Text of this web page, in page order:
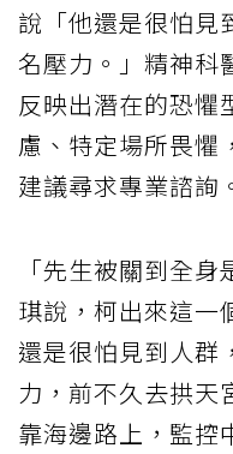
說「他還是很怕見
名壓力。」精神科
反映出潛在的恐懼
慮、特定場所畏懼
建議尋求專業諮詢
「先生被關到全
琪說，柯出來這一
還是很怕見到人群
力，前不久去拱天
靠海邊路上，監控